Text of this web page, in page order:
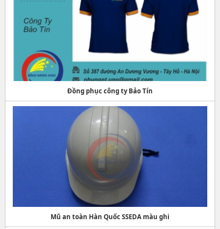
Đồng phục công ty Bảo Tín
Mũ an toàn Hàn Quốc SSEDA màu ghi